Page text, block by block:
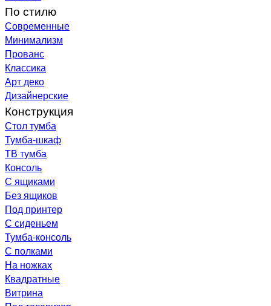
По стилю
Современные
Минимализм
Прованс
Классика
Арт деко
Дизайнерские
Конструкция
Стол тумба
Тумба-шкаф
ТВ тумба
Консоль
С ящиками
Без ящиков
Под принтер
С сиденьем
Тумба-консоль
С полками
На ножках
Квадратные
Витрина